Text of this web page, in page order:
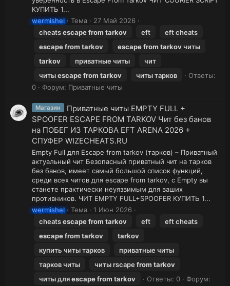
КУПИТЬ 1...
wermishel
Тема
27 Май 2026
cheatsescapefrom tarkov eft
eft cheats
escapefrom tarkov escapefrom tarkovчиты
tarkov
приватные читы
чит
читыescapefrom tarkov читы тарков
Ответы:
0
Форум: Приватные читы
Магазин
Приватные читы EMPTY FULL +
SPOOFER ESCAPE FROM TARKOV Чит без банов
на ПОБЕГ ИЗ ТАРКОВА EFT ARENA 2026 +
СПУФЕР WIZECHEATS.RU
Empty Full для Escape from tarkov (тарков) – Приватный
актуальный чит Безопасный приватный чит на тарков
без банов, имеет самый большой список функций,
среди всех читов для escape from tarkov, с Empty вы
станете практически неуязвимым для ваших
противников. ЧИТ EMPTY FULL+SPOOFER КУПИТЬ 1...
wermishel
Тема
1 Июн 2026
cheatsescapefrom tarkov eft
eft cheats
escapefrom tarkov
tarkov
купить читы тарков
приватные читы
тарков читы
читы rscape from tarkov
читы дляescapefrom tarkov Ответы: 0
Форум: